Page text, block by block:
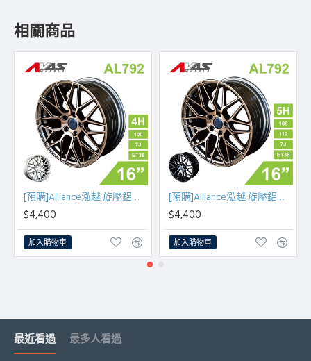
相關商品
[預購]Alliance泓越 旋壓鋁圈輪框 AL792 16吋 4孔100/7J/ET38(古銅金/銀車面)
$4,400
加入購物車
[預購]Alliance泓越 旋壓鋁圈輪框 AL792 16吋 5孔108/112/7J/ET38(古銅金/黑底亮面)
$4,400
加入購物車
最近看過 最多人看過